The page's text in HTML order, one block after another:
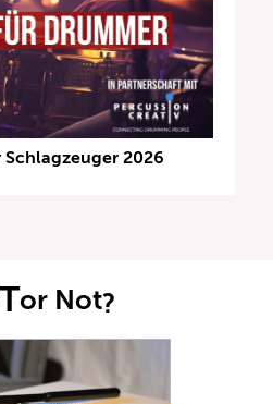
2026
or Not?